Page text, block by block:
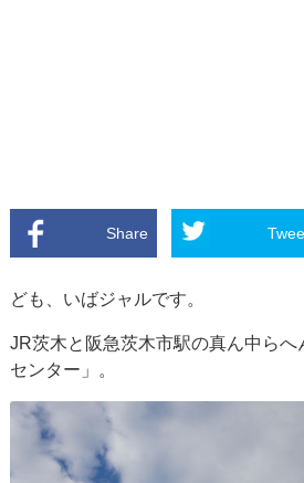
Share
ども、いばジャルです。
JR茨木と阪急茨木市駅の真ん中らへ
センター」。